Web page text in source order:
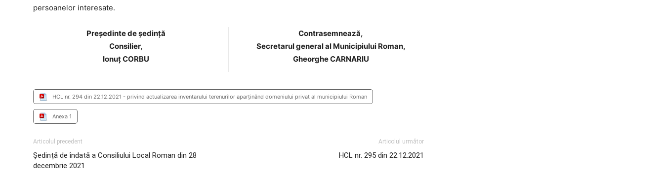
persoanelor interesate.
Preşedinte de şedinţă
Consilier,
Ionuț CORBU
Contrasemnează,
Secretarul general al Municipiului Roman,
Gheorghe CARNARIU
HCL nr. 294 din 22.12.2021 - privind actualizarea inventarului terenurilor aparţinând domeniului privat al municipiului Roman
Anexa 1
Articolul precedent
Ședință de îndată a Consiliului Local Roman din 28
decembrie 2021
Articolul următor
HCL nr. 295 din 22.12.2021